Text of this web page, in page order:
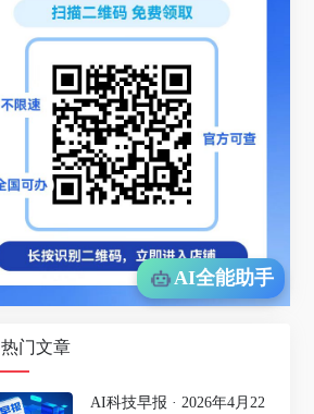
热门文章
AI科技早报 · 2026年4月22
AI全能助手